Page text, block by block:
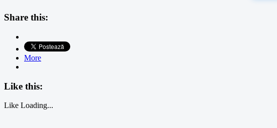
Share this:
More
Like this:
Like Loading...